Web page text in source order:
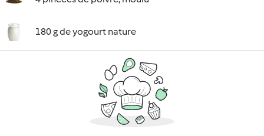
180 g de yogourt nature